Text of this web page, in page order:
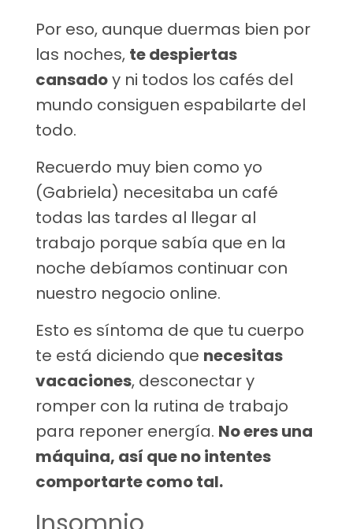
Por eso, aunque duermas bien por
las noches, te despiertas
cansadoy ni todos los cafés del
mundo consiguen espabilarte del
todo.
Recuerdo muy bien como yo
(Gabriela) necesitaba un café
todas las tardes al llegar al
trabajo porque sabía que en la
noche debíamos continuar con
nuestro negocio online.
Esto es síntoma de que tu cuerpo
te está diciendo que necesitas
vacaciones, desconectar y
romper con la rutina de trabajo
para reponer energía. No eres una
máquina, así que no intentes
comportarte como tal.